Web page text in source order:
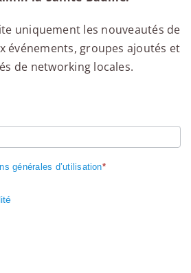
uniquement les nouveautés de
événements, groupes ajoutés et
de networking locales.
générales d’utilisation*